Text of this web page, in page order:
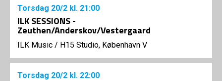
Torsdag 20/2 kl. 21:00
ILK SESSIONS -
Zeuthen/Anderskov/Vestergaard
ILK Music / H15 Studio, København V
Torsdag 20/2 kl. 22:00